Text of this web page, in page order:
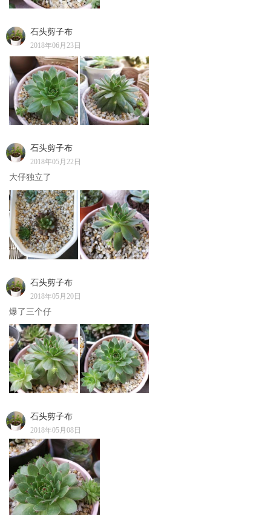
石头剪子布
2018年06月23日
石头剪子布
2018年05月22日
大仔独立了
石头剪子布
2018年05月20日
爆了三个仔
石头剪子布
2018年05月08日